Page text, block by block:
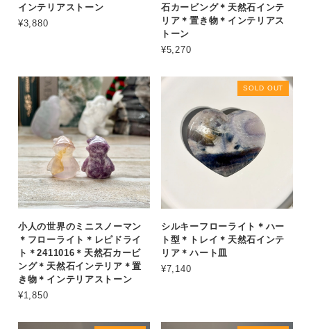
インテリアストーン
¥3,880
石カービング＊天然石インテ
リア＊置き物＊インテリアス
トーン
¥5,270
小人の世界のミニスノーマン
＊フローライト＊レピドライ
ト＊2411016＊天然石カービ
ング＊天然石インテリア＊置
き物＊インテリアストーン
¥1,850
SOLD OUT
シルキーフローライト＊ハー
ト型＊トレイ＊天然石インテ
リア＊ハート皿
¥7,140